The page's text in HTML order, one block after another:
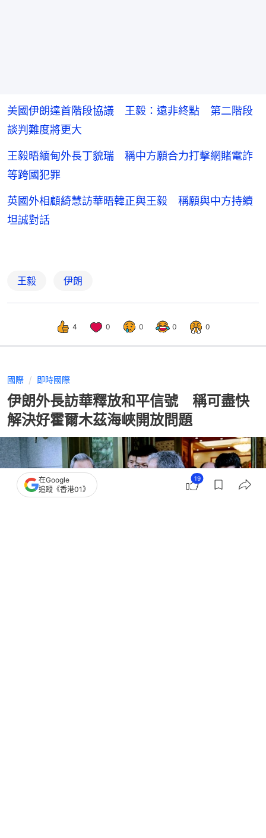
美國伊朗達首階段協議 王毅：遠非終點 第二階段
談判難度將更大
王毅晤緬甸外長丁貌瑞 稱中方願合力打擊網賭電詐
等跨國犯罪
英國外相顧綺慧訪華晤韓正與王毅 稱願與中方持續
坦誠對話
王毅 伊朗
4 0 0 0 0
國際 即時國際
伊朗外長訪華釋放和平信號 稱可盡快
解決好霍爾木茲海峽開放問題
在Google
追蹤《香港01》
19